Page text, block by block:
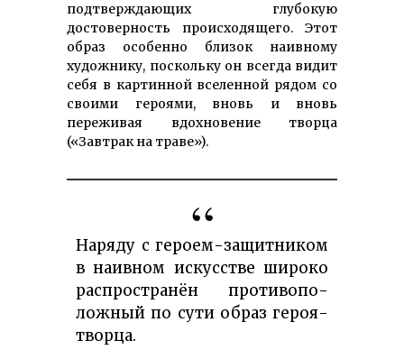
подтверждающих глубокую
достоверность происходящего. Этот
образ особенно близок наивному
художнику, поскольку он всегда видит
себя в картинной вселенной рядом со
своими героями, вновь и вновь
переживая вдохновение творца
(«Завтрак на траве»).
Наряду с героем-защитни­ком
в наив­ном искус­стве широко
рас­про­стра­нён про­ти­во­по­
лож­ный по су­ти образ героя-
творца.